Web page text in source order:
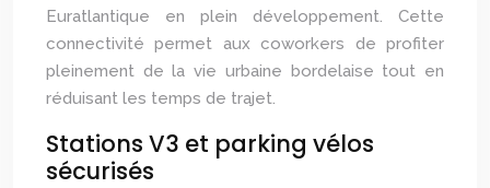
Euratlantique en plein développement. Cette
connectivité permet aux coworkers de profiter
pleinement de la vie urbaine bordelaise tout en
réduisant les temps de trajet.
Stations V3 et parking vélos
sécurisés